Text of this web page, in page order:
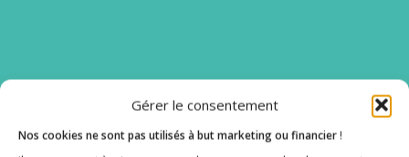
Gérer le consentement
Nos cookies ne sont pas utilisés à but marketing ou financier !